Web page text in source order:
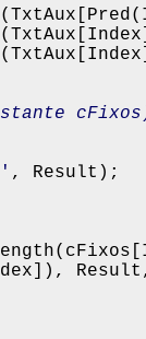
, Result);